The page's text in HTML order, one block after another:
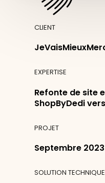
CLIENT
EXPERTISE
Refonte de site
ShopByDedi
PROJET
Septembre 2023
SOLUTION TECHNIQUE